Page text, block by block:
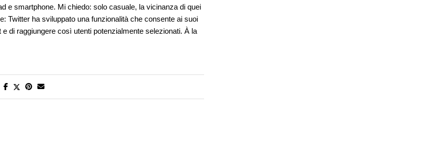
e smartphone. Mi chiedo: solo casuale, la vicinanza di quei
Twitter ha sviluppato una funzionalità che consente ai suoi
di raggiungere così utenti potenzialmente selezionati. À la